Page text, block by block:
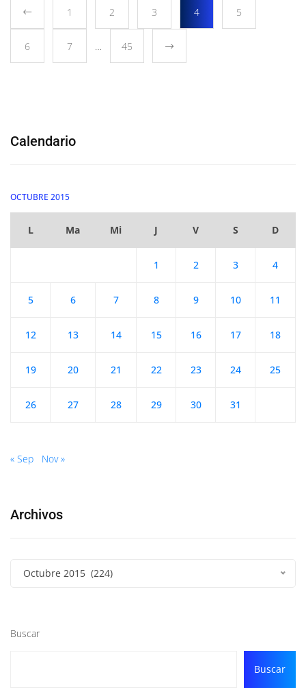
1 2 3 4 5
6 7 … 45
Calendario
OCTUBRE 2015
L Ma Mi J V S D
1 2 3 4
5 6 7 8 9 10 11
12 13 14 15 16 17 18
19 20 21 22 23 24 25
26 27 28 29 30 31
« Sep Nov »
Archivos
Octubre 2015 (224)
Buscar
Buscar